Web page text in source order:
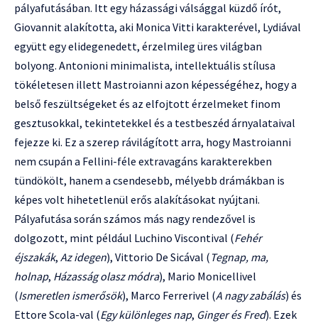
pályafutásában. Itt egy házassági válsággal küzdő írót,
Giovannit alakította, aki Monica Vitti karakterével, Lydiával
együtt egy elidegenedett, érzelmileg üres világban
bolyong. Antonioni minimalista, intellektuális stílusa
tökéletesen illett Mastroianni azon képességéhez, hogy a
belső feszültségeket és az elfojtott érzelmeket finom
gesztusokkal, tekintetekkel és a testbeszéd árnyalataival
fejezze ki. Ez a szerep rávilágított arra, hogy Mastroianni
nem csupán a Fellini-féle extravagáns karakterekben
tündökölt, hanem a csendesebb, mélyebb drámákban is
képes volt hihetetlenül erős alakításokat nyújtani.
Pályafutása során számos más nagy rendezővel is
dolgozott, mint például Luchino Viscontival (Fehér
éjszakák, Az idegen), Vittorio De Sicával ( Tegnap, ma,
holnap, Házasság olasz módra), Mario Monicellivel
(Ismeretlen ismerősök), Marco Ferrerivel (A nagy zabálás) és
Ettore Scola-val (Egy különleges nap, Ginger és Fred). Ezek